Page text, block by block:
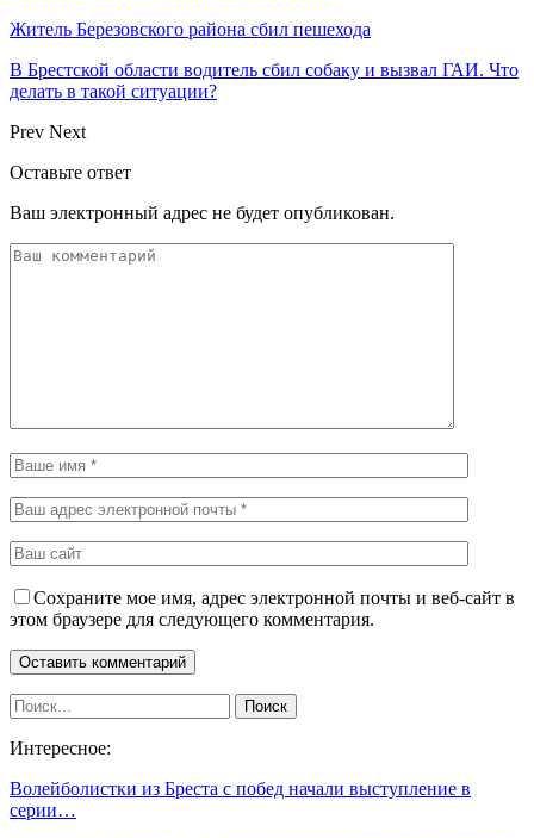
Житель Березовского района сбил пешехода
В Брестской области водитель сбил собаку и вызвал ГАИ. Что
делать в такой ситуации?
Prev Next
Оставьте ответ
Ваш электронный адрес не будет опубликован.
Сохраните мое имя, адрес электронной почты и веб-сайт в
этом браузере для следующего комментария.
Интересное:
Волейболистки из Бреста с побед начали выступление в
серии…